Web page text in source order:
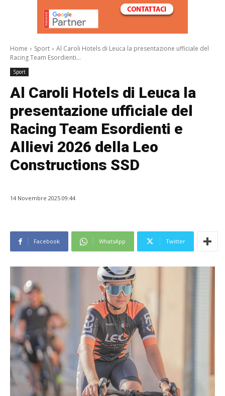
Home
Sport
Al Caroli Hotels di Leuca la presentazione ufficiale del
Racing Team Esordienti...
Sport
Al Caroli Hotels di Leuca la
presentazione ufficiale del
Racing Team Esordienti e
Allievi 2026 della Leo
Constructions SSD
14 Novembre 2025 09:44
Facebook WhatsApp Twitter